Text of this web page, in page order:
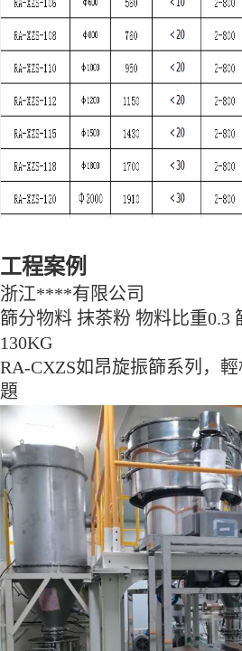
工程案例
浙江****有限公司
篩分物料 抹茶粉 物料比重0.3
130KG
RA-CXZS如昂旋振篩系列，
題